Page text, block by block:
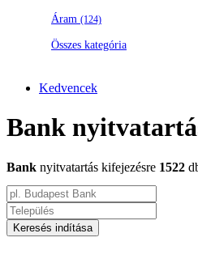
Áram (124)
Összes kategória
Kedvencek
Bank
Bank nyitvatartás kifejezésre 1522
Keresés indítása